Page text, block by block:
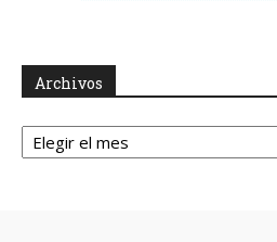
Archivos
Archivos